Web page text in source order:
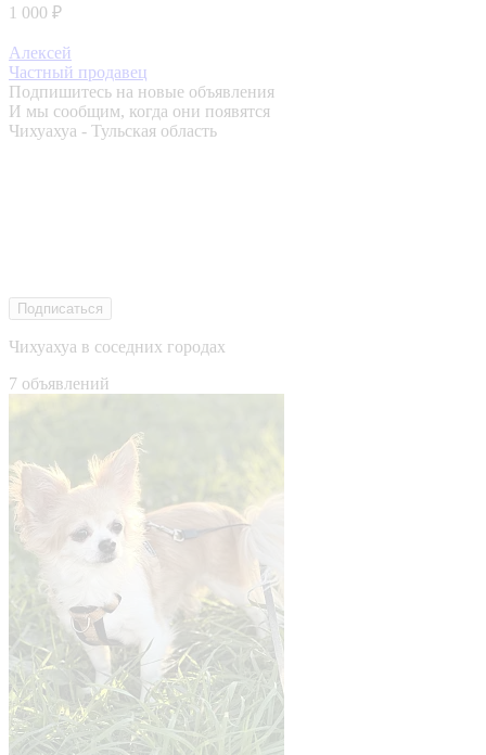
1 000 ₽
Алексей
Частный продавец
Подпишитесь на новые объявления
И мы сообщим, когда они появятся
Чихуахуа - Тульская область
Подписаться
Чихуахуа в соседних городах
7 объявлений